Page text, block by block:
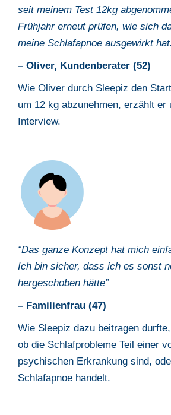
seit meinem Test 12kg
Frühjahr erneut prüfen, wie sich
meine Schlafapnoe ausgewirkt
– Oliver, Kundenberater (52)
Wie Oliver durch Sleepiz den
um 12 kg abzunehmen, erzählt er
Interview.
“Das ganze Konzept hat mich
Ich bin sicher, dass ich es sonst
hergeschoben hätte”
– Familienfrau (47)
Wie Sleepiz dazu beitragen
ob die Schlafprobleme Teil einer
psychischen Erkrankung sind,
Schlafapnoe handelt.